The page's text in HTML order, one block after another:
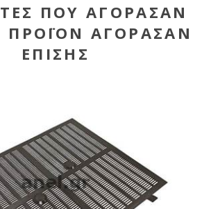
ΠΟΥ ΑΓΌΡΑΣΑΝ
ΠΡΟΪΌΝ ΑΓΌΡΑΣΑΝ
ΕΠΊΣΗΣ